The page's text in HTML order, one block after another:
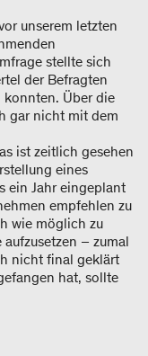
unserem letzten
stellte sich
der Befragten
Über die
gar nicht mit dem
ist zeitlich gesehen
eines
ein Jahr eingeplant
empfehlen zu
wie möglich zu
– zumal
nicht final geklärt
hat, sollte